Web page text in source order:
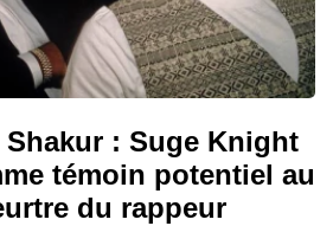
Shakur : Suge Knight
témoin potentiel au
du rappeur